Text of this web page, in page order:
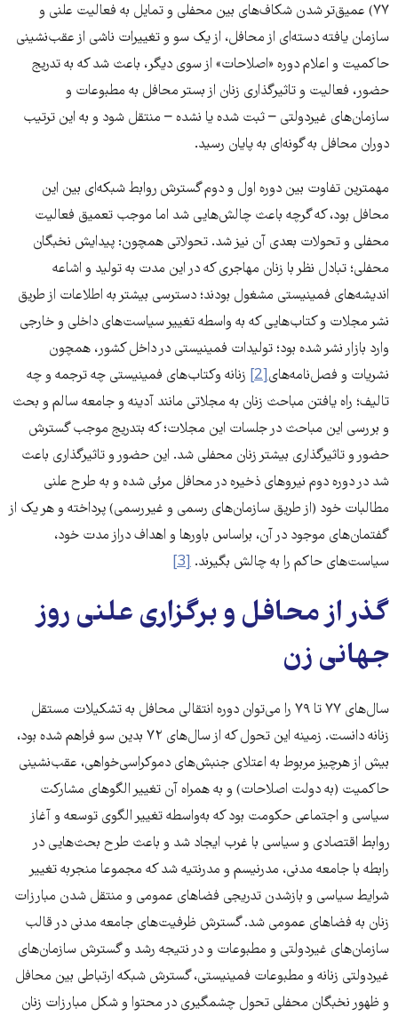
٧٧) عمیق‌تر شدن شکاف‌های بین محفلی و تمایل به فعالیت علنی و
سازمان یافته دسته‌ای از محافل، از یک سو و تغییرات ناشی از عقب‌نشینی
حاکمیت و اعلام دوره‌ «اصلاحات» از سوی دیگر، باعث شد که به تدریج
حضور، فعالیت و تاثیرگذاری زنان از بستر محافل به مطبوعات و
سازمان‌های غیردولتی – ثبت شده یا نشده – منتقل شود و به این ترتیب
دوران محافل به گونه‌ای به پایان رسید.
مهمترین تفاوت بین دوره اول و دوم گسترش روابط شبکه‌ای بین این
محافل بود، که گرچه باعث چالش‌هایی شد اما موجب تعمیق فعالیت
محفلی و تحولات بعدی آن نیز شد. تحولاتی همچون: پیدایش نخبگان
محفلی؛ تبادل نظر با زنان مهاجری که در این مدت به تولید و اشاعه‌
اندیشه‌های فمینیستی مشغول بودند؛ دسترسی بیشتر به اطلاعات از طریق
نشر مجلات و کتاب‌هایی که به واسطه‌ تغییر سیاست‌های داخلی و خارجی
وارد بازار نشر شده بود؛ تولیدات فمینیستی در داخل کشور، همچون
نشریات و فصل‌نامه‌های[2]
زنانه وکتاب‌های فمینیستی چه ترجمه و چه
تالیف؛ راه یافتن مباحث زنان به مجلاتی مانند آدینه و جامعه‌ سالم و بحث
و بررسی این مباحث در جلسات این مجلات؛ که بتدریج موجب گسترش
حضور و تاثیرگذاری بیشتر زنان محفلی شد. این حضور و تاثیرگذاری باعث
شد در دوره‌ دوم نیروهای ذخیره‌ در محافل مرئی شده و به طرح علنی
مطالبات خود (از طریق سازمان‌های رسمی و غیررسمی) پرداخته و هر یک از
گفتمان‌‌های موجود در آن، براساس باورها و اهداف دراز مدت خود،
سیاست‌های حاکم را به چالش بگیرند. [3]
گذر از محافل و برگزاری علنی روز
جهانی زن
سال‌های ٧٧ تا ٧٩ را می‌توان دوره‌ انتقالی محافل به تشکیلات مستقل
زنانه‌ دانست. زمینه‌ این تحول که از سال‌های ٧٢ بدین سو فراهم شده بود،
بیش از هرچیز مربوط به اعتلای جنبش‌های دموکراسی‌خواهی، عقب‌نشینی
حاکمیت (به دولت اصلاحات) و به همراه آن تغییر الگوهای مشارکت
سیاسی و اجتماعی حکومت بود که به‌واسطه تغییر الگوی توسعه و آغاز
روابط اقتصادی و سیاسی با غرب ایجاد شد و باعث طرح بحث‌هایی در
رابطه با جامعه مدنی، مدرنیسم و مدرنتیه شد که مجموعا منجربه تغییر
شرایط سیاسی و بازشدن تدریجی فضاهای عمومی و منتقل شدن مبارزات
زنان به فضاهای عمومی شد. گسترش ظرفیت‌های جامعه‌ مدنی در قالب
سازمان‌های غیردولتی و مطبوعات و در نتیجه رشد و گسترش سازمان‌های
غیردولتی زنانه و مطبوعات فمینیستی، گسترش شبکه ‌ارتباطی بین محافل
و ظهور نخبگان محفلی تحول چشمگیری در محتوا و شکل مبارزات زنان